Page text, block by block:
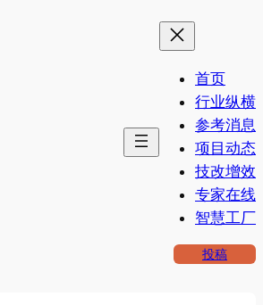
首页
行业纵横
参考消息
项目动态
技改增效
专家在线
智慧工厂
投稿